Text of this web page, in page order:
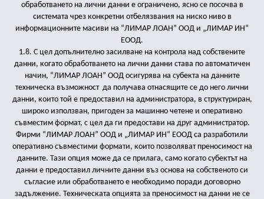
обработването на лични данни е ограничено, ясно се посочва в
системата чрез конкретни отбелязвания на ниско ниво в
информационните масиви на “ЛИМАР ЛОАН” ООД и „ЛИМАР ИН“
ЕООД.
1.8. С цел допълнително засилване на контрола над собствените
данни, когато обработването на лични данни става по автоматичен
начин, “ЛИМАР ЛОАН” ООД осигурява на субекта на данните
техническа възможност да получава отнасящите се до него лични
данни, които той е предоставил на администратора, в структуриран,
широко използван, пригоден за машинно четене и оперативно
съвместим формат, с цел да ги предостави на друг администратор.
Фирми “ЛИМАР ЛОАН” ООД и „ЛИМАР ИН“ ЕООД са разработили
оперативно съвместими формати, които позволяват преносимост на
данните. Тази опция може да се прилага, само когато субектът на
данни е предоставил личните данни въз основа на собственото си
съгласие или обработването е необходимо поради договорно
задължение. Техническата опцията за преносимост на данни не се